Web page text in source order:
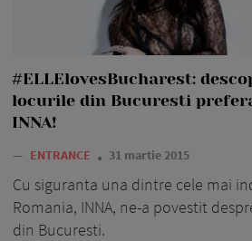
#ELLElovesBucharest:
locurile din Bucuresti
INNA!
— ENTRANCE 31 martie 2015
Cu siguranta una dintre cele mai
Romania, INNA, ne-a povestit
din Bucuresti.